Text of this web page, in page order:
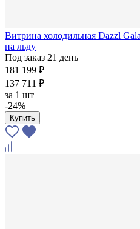
Витрина холодильная Dazzl
на льду
Под заказ 21 день
181 199 ₽
137 711 ₽
за 1 шт
-24%
Купить